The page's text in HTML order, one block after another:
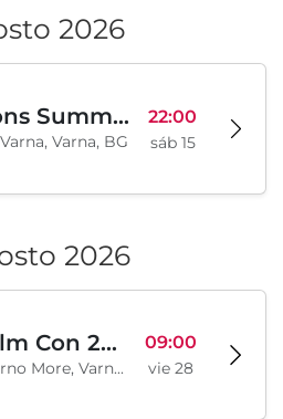
2026
4 Seasons Summer Edition
Varna, BG
22:00
sáb 15
2026
Art Realm Con 2026
Khotel Cherno More, Varna, BG
09:00
vie 28